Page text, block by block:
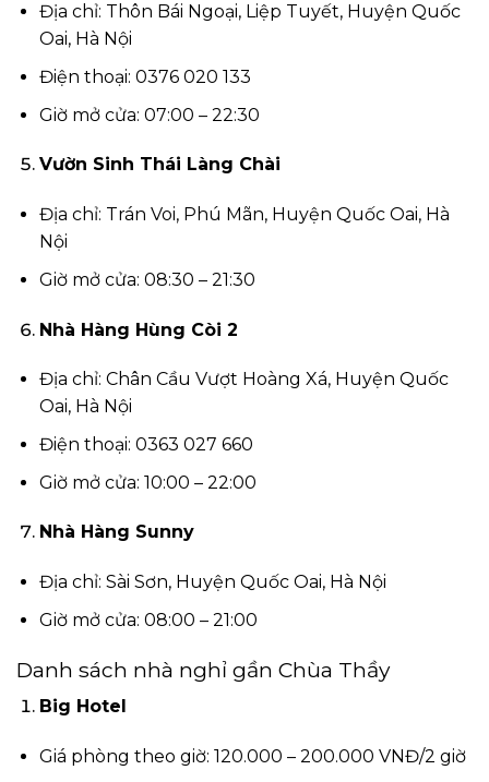
Địa chỉ: Thôn Bái Ngoại, Liệp Tuyết, Huyện Quốc
Oai, Hà Nội
Điện thoại: 0376 020 133
Giờ mở cửa: 07:00 – 22:30
Vườn Sinh Thái Làng Chài
Địa chỉ: Trán Voi, Phú Mãn, Huyện Quốc Oai, Hà
Nội
Giờ mở cửa: 08:30 – 21:30
Nhà Hàng Hùng Còi 2
Địa chỉ: Chân Cầu Vượt Hoàng Xá, Huyện Quốc
Oai, Hà Nội
Điện thoại: 0363 027 660
Giờ mở cửa: 10:00 – 22:00
Nhà Hàng Sunny
Địa chỉ: Sài Sơn, Huyện Quốc Oai, Hà Nội
Giờ mở cửa: 08:00 – 21:00
Danh sách nhà nghỉ gần Chùa Thầy
Big Hotel
Giá phòng theo giờ: 120.000 – 200.000 VNĐ/2 giờ